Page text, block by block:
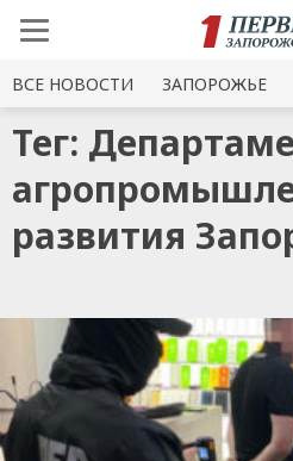
ВСЕ НОВОСТИ ЗАПОРОЖЬЕ
Тег:
развития